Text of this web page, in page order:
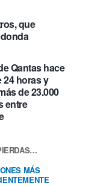
que
Qantas hace
24 horas y
de 23.000
entre
MÁS